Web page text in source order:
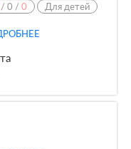
/0 /0 Для детей